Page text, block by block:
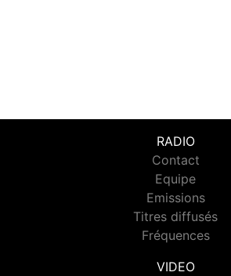
RADIO
Contact
Equipe
Emissions
Titres diffusés
Fréquences
VIDEO